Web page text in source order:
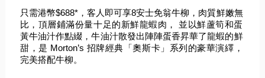
只需港幣$688*，客人即可享8安士免翁牛柳，肉質鮮嫩無
比， 頂層鋪滿份量十足的新鮮龍蝦肉， 並以鮮蘆筍和蛋
黃牛油汁作點綴，牛油汁散發出陣陣蛋香昇華了龍蝦的鮮
甜，是 Morton’s 招牌經典「奧斯卡」系列的豪華演繹，
完美搭配牛柳。